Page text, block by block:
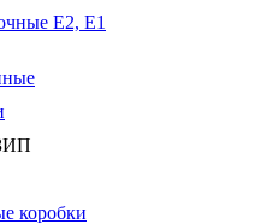
E2, Е1
коробки